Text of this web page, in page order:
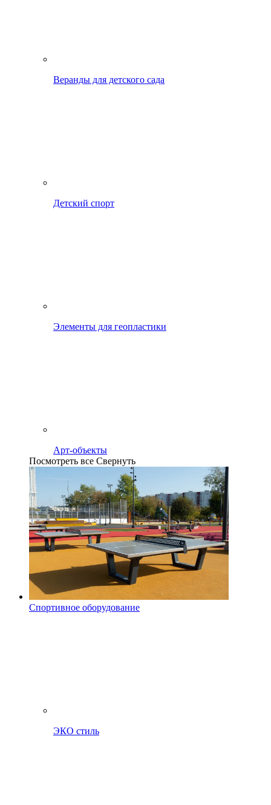
Веранды для детского сада
Детский спорт
Элементы для геопластики
Арт-объекты
Посмотреть все Свернуть
Спортивное оборудование
ЭКО стиль